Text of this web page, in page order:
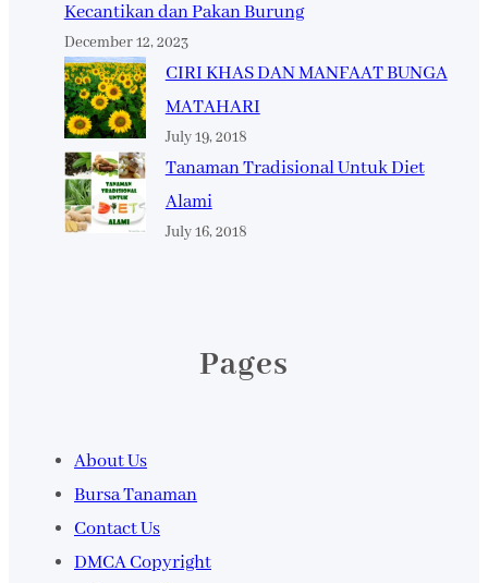
Kecantikan dan Pakan Burung
December 12, 2023
CIRI KHAS DAN MANFAAT BUNGA
MATAHARI
July 19, 2018
Tanaman Tradisional Untuk Diet
Alami
July 16, 2018
Pages
About Us
Bursa Tanaman
Contact Us
DMCA Copyright